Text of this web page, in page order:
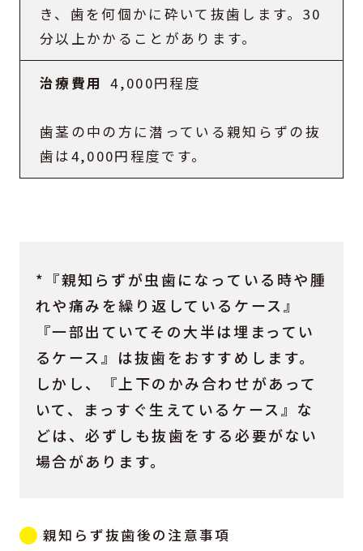
き、歯を何個かに砕いて抜歯します。30
分以上かかることがあります。
4,000円程度
歯茎の中の方に潜っている親知らずの抜
歯は4,000円程度です。
*『親知らずが虫歯になっている時や腫
れや痛みを繰り返しているケース』
『一部出ていてその大半は埋まってい
るケース』は抜歯をおすすめします。
しかし、『上下のかみ合わせがあって
いて、まっすぐ生えているケース』な
どは、必ずしも抜歯をする必要がない
場合があります。
親知らず抜歯後の注意事項